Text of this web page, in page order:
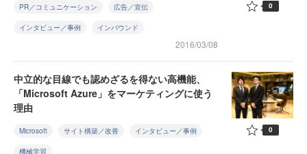
PR／コミュニケーション 広告／宣伝
インタビュー／事例 インバウンド
2016/03/08
0
中立的な目線でも認めざるを得ない高機能、
「Microsoft Azure」をマーケティングに使う
理由
Microsoft サイト構築／改善 インタビュー／事例
機械学習
0